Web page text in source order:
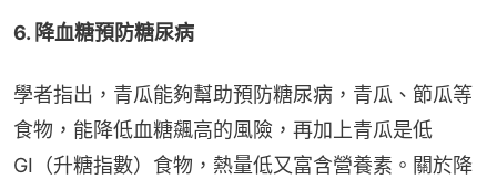
6. 降血糖預防糖尿病
學者指出，青瓜能夠幫助預防糖尿病，青瓜、節瓜等
食物，能降低血糖飆高的風險，再加上青瓜是低
GI（升糖指數）食物，熱量低又富含營養素。關於降